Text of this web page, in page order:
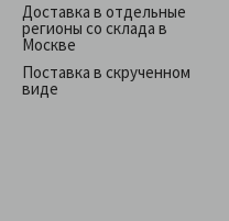
Доставка в отдельные
регионы со склада в
Москве
Поставка в скрученном
виде